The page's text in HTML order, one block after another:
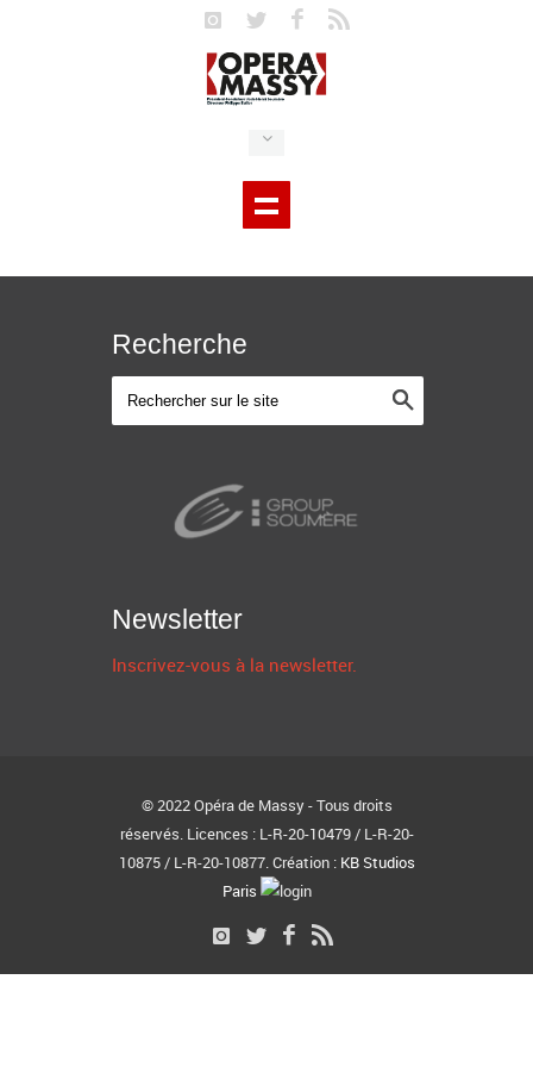
Recherche
Newsletter
Inscrivez-vous à la newsletter.
© 2022 Opéra de Massy - Tous droits
réservés. Licences : L-R-20-10479 / L-R-20-
10875 / L-R-20-10877. Création : KB Studios
Paris